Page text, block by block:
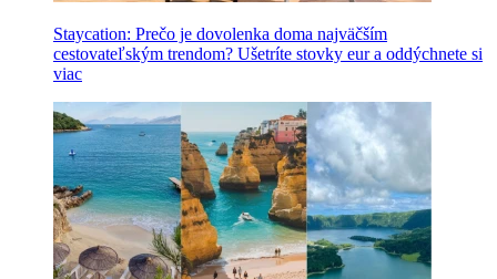
Staycation: Prečo je dovolenka doma najväčším
cestovateľským trendom? Ušetríte stovky eur a oddýchnete si
viac